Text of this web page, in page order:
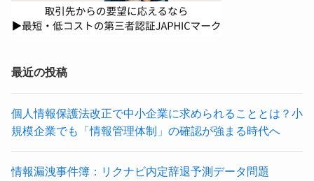
最近の投稿
個人情報保護法改正で中小企業に求められることとは？小
規模企業でも「情報管理体制」の確認が強まる時代へ
情報漏洩事件簿：リクナビ内定辞退予測データ問題